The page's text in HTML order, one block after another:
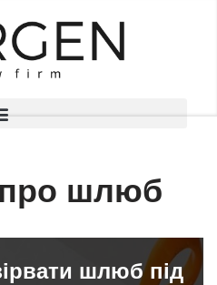
про шлюб
шлюб під